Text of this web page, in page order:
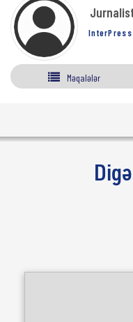
Jurnalist
InterPress
Məqalələr